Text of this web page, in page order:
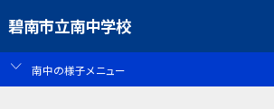
碧南市立南中学校
南中の様子メニュー